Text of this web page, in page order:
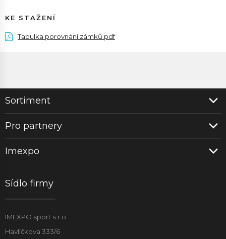
KE STAŽENÍ
Tabulka porovnání zámků.pdf
Sortiment
Pro partnery
Imexpo
Sídlo firmy
IMEXPO sport s.r.o.
Havlíčkova 333/6